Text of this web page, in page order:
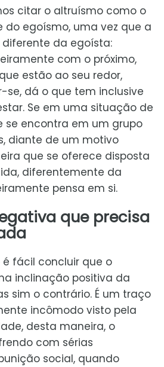
citar o altruísmo como o
do egoísmo, uma vez que a
da egoísta:
com o próximo,
estão ao seu redor,
dá o que tem inclusive
Se em uma situação de
se encontra em um grupo
diante de um motivo
que se oferece disposta
diferentemente da
pensa em si.
que precisa
fácil concluir que o
inclinação positiva da
sim o contrário. É um traço
incômodo visto pela
desta maneira, o
com sérias
social, quando